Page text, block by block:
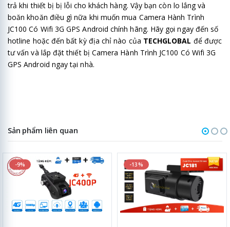
trả khi thiết bị bị lỗi cho khách hàng. Vậy bạn còn lo lắng và
boăn khoăn điều gì nữa khi muốn mua Camera Hành Trình
JC100 Có Wifi 3G GPS Android chính hãng. Hãy gọi ngay đến số
hotline hoặc đến bất kỳ địa chỉ nào của TECHGLOBAL để được
tư vấn và lắp đặt thiết bị Camera Hành Trình JC100 Có Wifi 3G
GPS Android ngay tại nhà.
Sản phẩm liên quan
-9% -13%